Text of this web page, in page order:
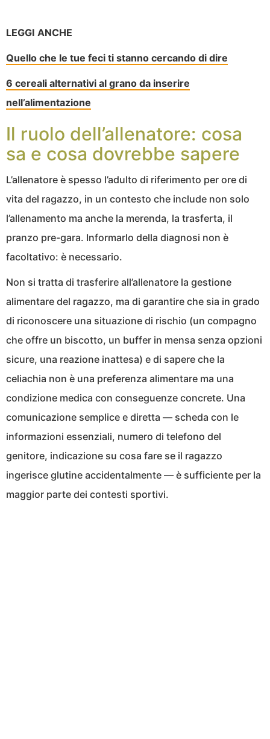
LEGGI ANCHE
Quello che le tue feci ti stanno cercando di dire
6 cereali alternativi al grano da inserire
nell’alimentazione
Il ruolo dell’allenatore: cosa
sa e cosa dovrebbe sapere
L’allenatore è spesso l’adulto di riferimento per ore di
vita del ragazzo, in un contesto che include non solo
l’allenamento ma anche la merenda, la trasferta, il
pranzo pre-gara. Informarlo della diagnosi non è
facoltativo: è necessario.
Non si tratta di trasferire all’allenatore la gestione
alimentare del ragazzo, ma di garantire che sia in grado
di riconoscere una situazione di rischio (un compagno
che offre un biscotto, un buffer in mensa senza opzioni
sicure, una reazione inattesa) e di sapere che la
celiachia non è una preferenza alimentare ma una
condizione medica con conseguenze concrete. Una
comunicazione semplice e diretta — scheda con le
informazioni essenziali, numero di telefono del
genitore, indicazione su cosa fare se il ragazzo
ingerisce glutine accidentalmente — è sufficiente per la
maggior parte dei contesti sportivi.